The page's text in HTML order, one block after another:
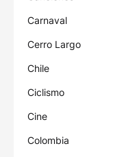
Carnaval
Cerro Largo
Chile
Ciclismo
Cine
Colombia